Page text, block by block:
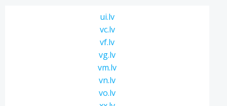
ui.lv
vc.lv
vf.lv
vg.lv
vm.lv
vn.lv
vo.lv